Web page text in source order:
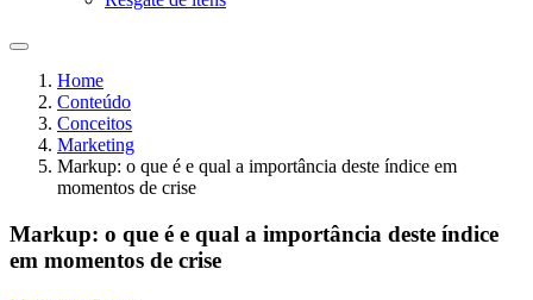
Home
Conteúdo
Conceitos
Marketing
Markup: o que é e qual a importância deste índice em
momentos de crise
Markup: o que é e qual a importância deste índice
em momentos de crise